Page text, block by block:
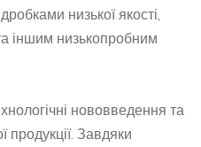
низької якості,
іншим низькопробним
нововведення та
продукції. Завдяки